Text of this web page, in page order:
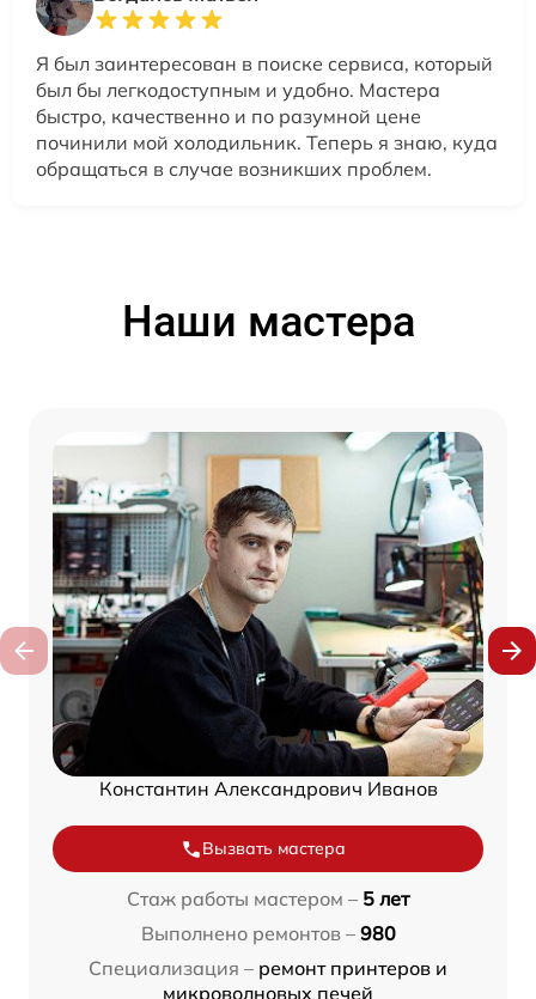
Я был заинтересован в поиске сервиса, который
был бы легкодоступным и удобно. Мастера
быстро, качественно и по разумной цене
починили мой холодильник. Теперь я знаю, куда
обращаться в случае возникших проблем.
Наши мастера
Константин Александрович Иванов
Вызвать мастера
Стаж работы мастером – 5 лет
Выполнено ремонтов – 980
Специализация – ремонт принтеров и
микроволновых печей